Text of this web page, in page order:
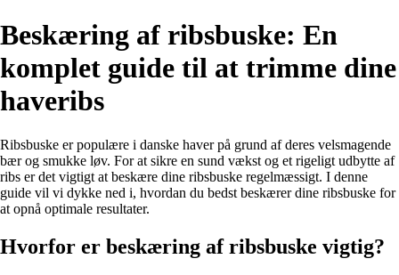
Beskæring af ribsbuske: En
komplet guide til at trimme dine
haveribs
Ribsbuske er populære i danske haver på grund af deres velsmagende
bær og smukke løv. For at sikre en sund vækst og et rigeligt udbytte af
ribs er det vigtigt at beskære dine ribsbuske regelmæssigt. I denne
guide vil vi dykke ned i, hvordan du bedst beskærer dine ribsbuske for
at opnå optimale resultater.
Hvorfor er beskæring af ribsbuske vigtig?